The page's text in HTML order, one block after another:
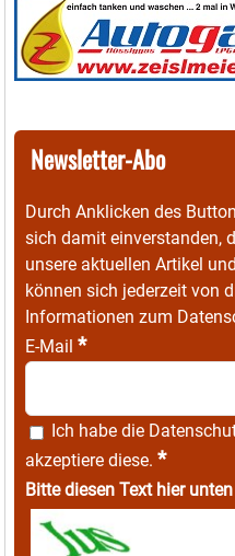
Newsletter-Abo
Durch Anklicken des
sich damit einverstanden,
unsere aktuellen Artikel
können sich jederzeit von
Informationen zum
E-Mail *
Ich habe die
akzeptiere diese. *
Bitte diesen Text hier